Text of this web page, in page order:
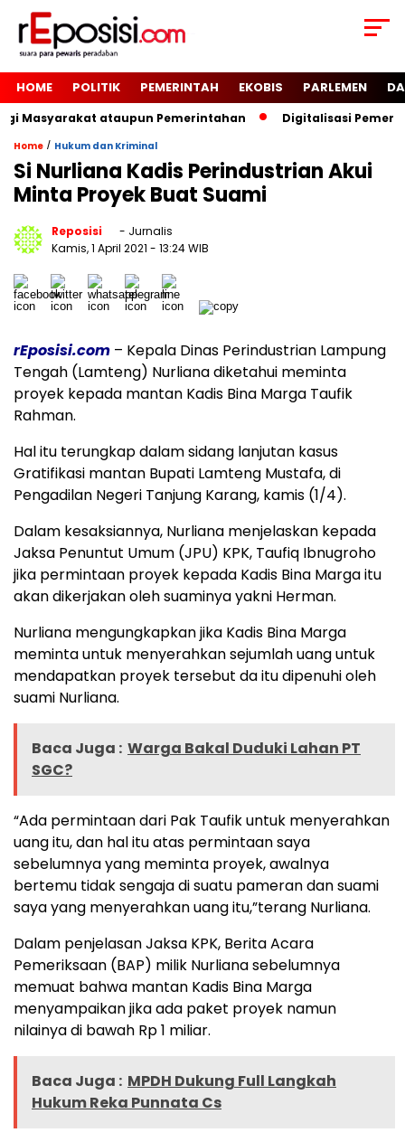
HOME POLITIK PEMERINTAH EKOBIS PARLEMEN
Masyarakat ataupun Pemerintahan Digitalisasi
Home / Hukum dan Kriminal
Si Nurliana Kadis Perindustrian Akui
Minta Proyek Buat Suami
Reposisi
- Jurnalis
Kamis, 1 April 2021 - 13:24 WIB
rEposisi.com – Kepala Dinas Perindustrian Lampung
Tengah (Lamteng) Nurliana diketahui meminta
proyek kepada mantan Kadis Bina Marga Taufik
Rahman.
Hal itu terungkap dalam sidang lanjutan kasus
Gratifikasi mantan Bupati Lamteng Mustafa, di
Pengadilan Negeri Tanjung Karang, kamis (1/4).
Dalam kesaksiannya, Nurliana menjelaskan kepada
Jaksa Penuntut Umum (JPU) KPK, Taufiq Ibnugroho
jika permintaan proyek kepada Kadis Bina Marga itu
akan dikerjakan oleh suaminya yakni Herman.
Nurliana mengungkapkan jika Kadis Bina Marga
meminta untuk menyerahkan sejumlah uang untuk
mendapatkan proyek tersebut da itu dipenuhi oleh
suami Nurliana.
Baca Juga : Warga Bakal Duduki Lahan PT
SGC?
“Ada permintaan dari Pak Taufik untuk menyerahkan
uang itu, dan hal itu atas permintaan saya
sebelumnya yang meminta proyek, awalnya
bertemu tidak sengaja di suatu pameran dan suami
saya yang menyerahkan uang itu,”terang Nurliana.
Dalam penjelasan Jaksa KPK, Berita Acara
Pemeriksaan (BAP) milik Nurliana sebelumnya
memuat bahwa mantan Kadis Bina Marga
menyampaikan jika ada paket proyek namun
nilainya di bawah Rp 1 miliar.
Baca Juga : MPDH Dukung Full Langkah
Hukum Reka Punnata Cs